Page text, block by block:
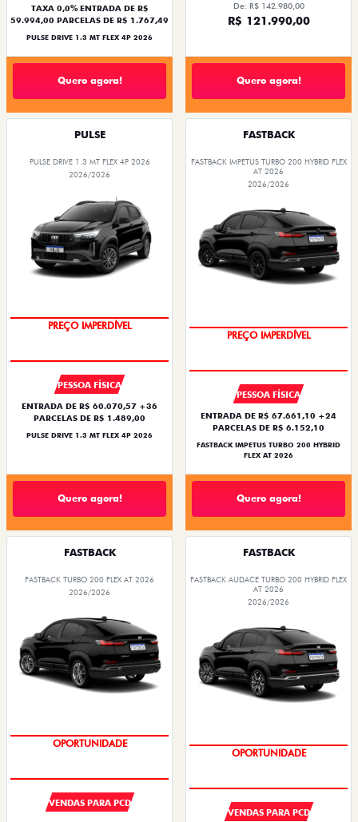
TAXA 0,0% ENTRADA DE R$
59.994,00 PARCELAS DE R$ 1.767,49
PULSE DRIVE 1.3 MT FLEX 4P 2026
Quero agora!
De: R$ 142.980,00
R$ 121.990,00
Quero agora!
PULSE
PULSE DRIVE 1.3 MT FLEX 4P 2026
2026/2026
PREÇO IMPERDÍVEL
PESSOA FÍSICA
ENTRADA DE R$ 60.070,57 +36
PARCELAS DE R$ 1.489,00
PULSE DRIVE 1.3 MT FLEX 4P 2026
Quero agora!
FASTBACK
FASTBACK IMPETUS TURBO 200 HYBRID FLEX
AT 2026
2026/2026
PREÇO IMPERDÍVEL
PESSOA FÍSICA
ENTRADA DE R$ 67.661,10 +24
PARCELAS DE R$ 6.152,10
FASTBACK IMPETUS TURBO 200 HYBRID
FLEX AT 2026
Quero agora!
FASTBACK
FASTBACK TURBO 200 FLEX AT 2026
2026/2026
OPORTUNIDADE
VENDAS PARA PCD
FASTBACK
FASTBACK AUDACE TURBO 200 HYBRID FLEX
AT 2026
2026/2026
OPORTUNIDADE
VENDAS PARA PCD